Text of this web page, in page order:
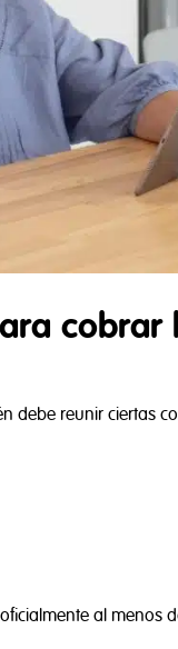
cobrar
debe reunir ciertas
al menos